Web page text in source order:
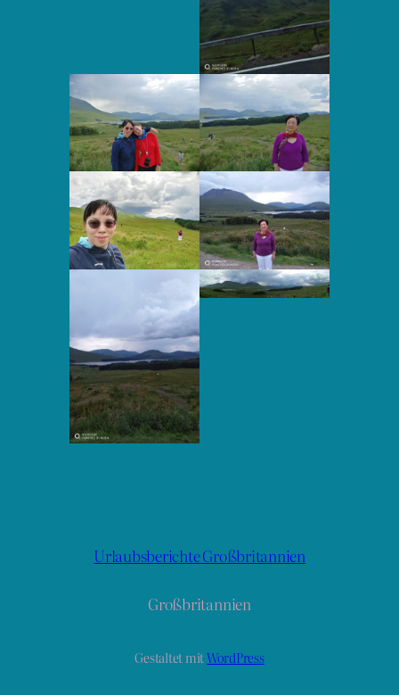
Urlaubsberichte Großbritannien
Großbritannien
Gestaltet mitWordPress